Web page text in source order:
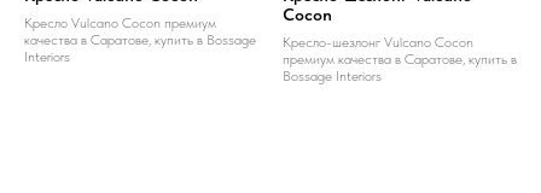
Кресло Vulcano Cocon премиум
качества в Саратове, купить в Bossage
Interiors
Cocon
Кресло-шезлонг Vulcano Cocon
премиум качества в Саратове, купить в
Bossage Interiors